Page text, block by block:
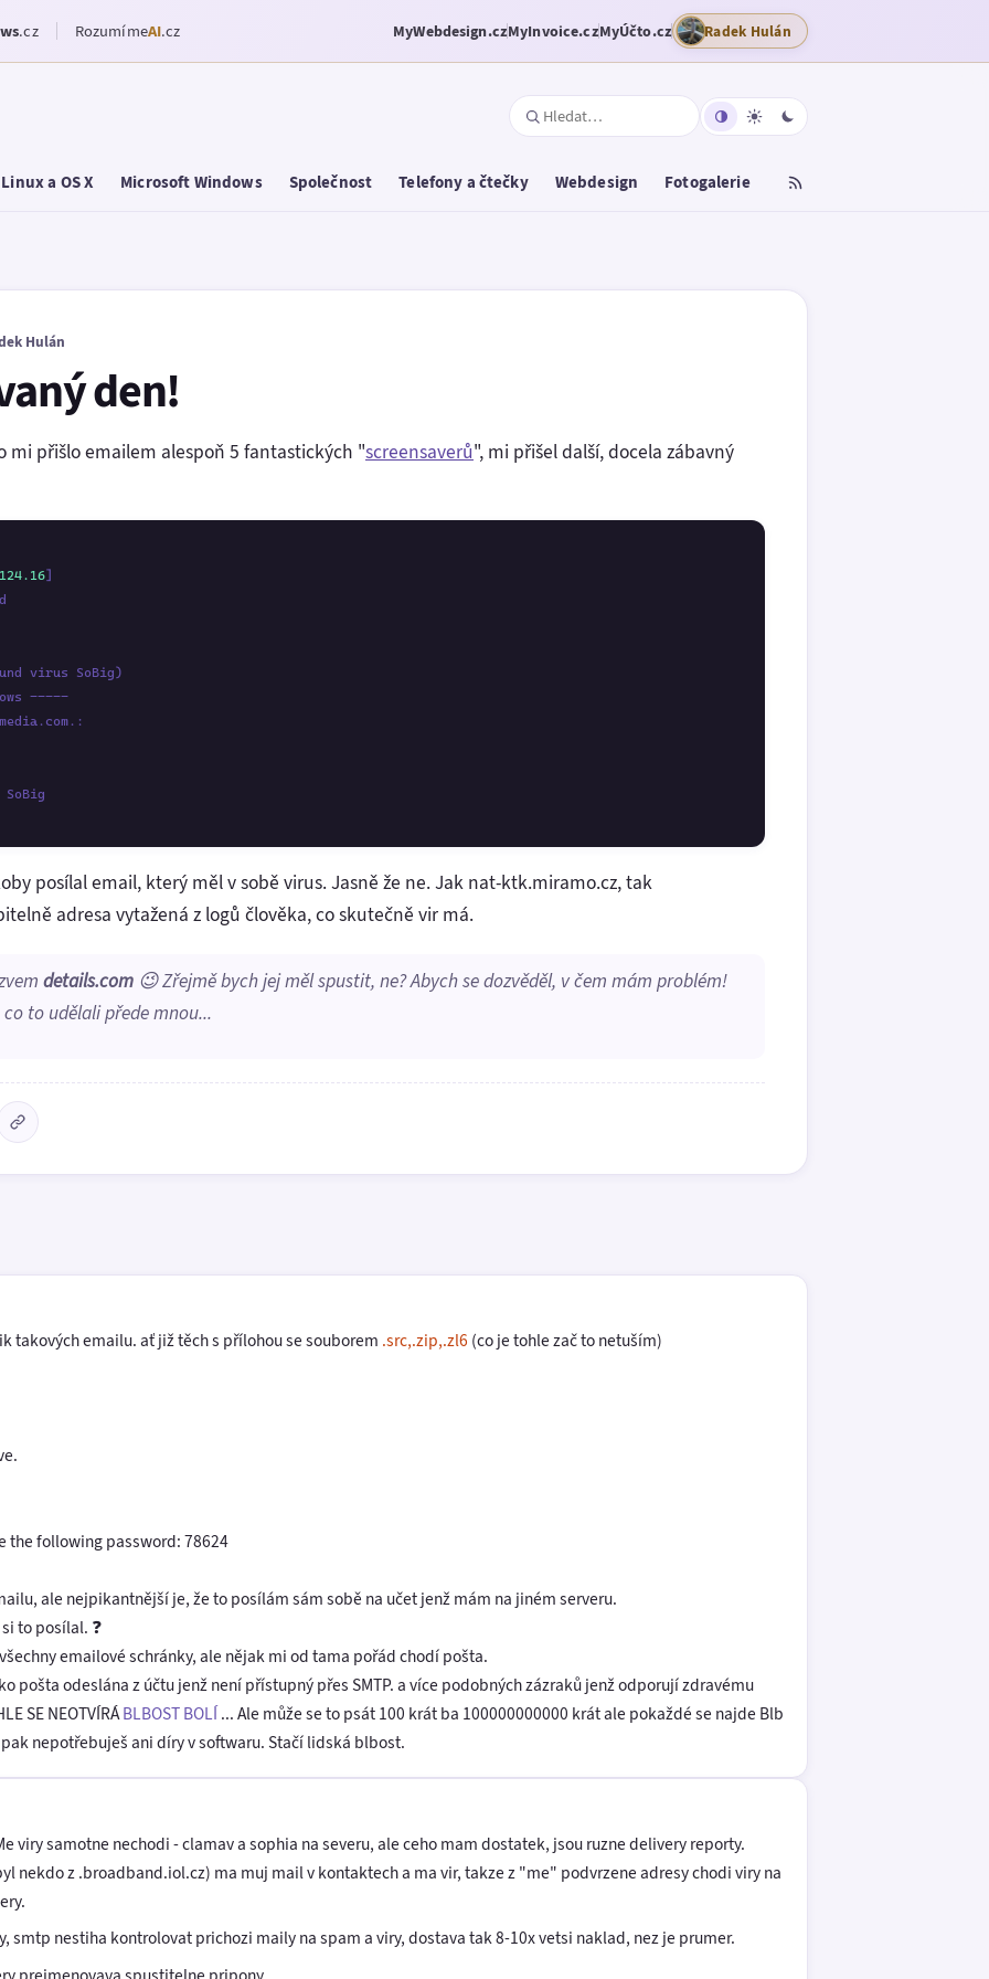
.cz RozumímeAI.cz MyWebdesign.czMyInvoice.czMyÚčto.cz Radek Hulán
Linux a OS X Microsoft Windows Společnost Telefony a čtečky Webdesign Fotogalerie
Hulán
den!
mi přišlo emailem alespoň 5 fantastických "screensaverů", mi přišel další, docela zábavný
124.16]
virus SoBig)
-----
posílal email, který měl v sobě virus. Jasně že ne. Jak nat-ktk.miramo.cz, tak
adresa vytažená z logů člověka, co skutečně vir má.
details.com 😉 Zřejmě bych jej měl spustit, ne? Abych se dozvěděl, v čem mám problém!
to udělali přede mnou...
takových emailu. ať již těch s přílohou se souborem .src,.zip,.zl6 (co je tohle zač to netuším)
the following password: 78624
ale nejpikantnější je, že to posílám sám sobě na učet jenž mám na jiném serveru.
to posílal. ❓
emailové schránky, ale nějak mi od tama pořád chodí pošta.
pošta odeslána z účtu jenž není přístupný přes SMTP. a více podobných zázraků jenž odporují zdravému
SE NEOTVÍRÁBLBOST BOLÍ... Ale může se to psát 100 krát ba 100000000000 krát ale pokaždé se najde Blb
nepotřebuješ ani díry v softwaru. Stačí lidská blbost.
viry samotne nechodi - clamav a sophia na severu, ale ceho mam dostatek, jsou ruzne delivery reporty.
nekdo z .broadband.iol.cz) ma muj mail v kontaktech a ma vir, takze z "me" podvrzene adresy chodi viry na
smtp nestiha kontrolovat prichozi maily na spam a viry, dostava tak 8-10x vetsi naklad, nez je prumer.